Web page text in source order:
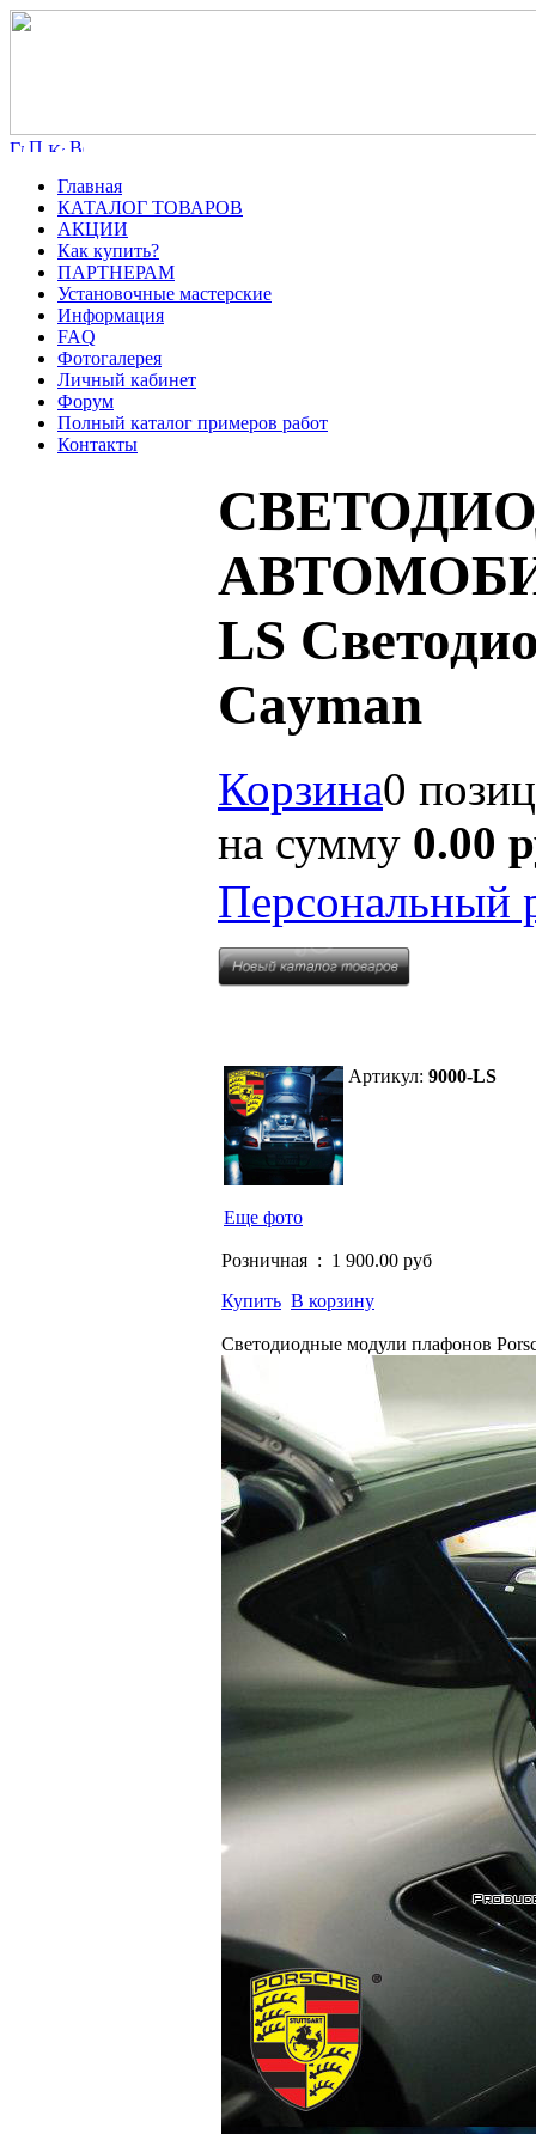
Главная
КАТАЛОГ ТОВАРОВ
АКЦИИ
Как купить?
ПАРТНЕРАМ
Установочные мастерские
Информация
FAQ
Фотогалерея
Личный кабинет
Форум
Полный каталог примеров работ
Контакты
LS
Cayman
Корзина0
на сумму 0.00
Персональный
Еще фото
Артикул: 9000-LS
Розничная : 1 900.00 руб
Купить В корзину
Светодиодные модули плафонов